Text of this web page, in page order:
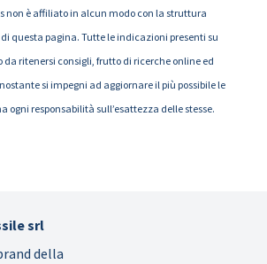
non è affiliato in alcun modo con la struttura
questa pagina. Tutte le indicazioni presenti su
da ritenersi consigli, frutto di ricerche online ed
si impegni ad aggiornare il più possibile le
ogni responsabilità sull’esattezza delle stesse.
srl
della